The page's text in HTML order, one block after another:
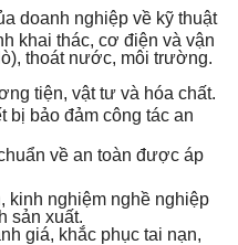
doanh nghiệp về kỹ thuật
khai thác, cơ điện và vận
thoát nước, môi trường.
tiện, vật tư và hóa chất.
bị bảo đảm công tác an
về an toàn được áp
kinh nghiệm nghề nghiệp
sản xuất.
giá, khắc phục tai nạn,